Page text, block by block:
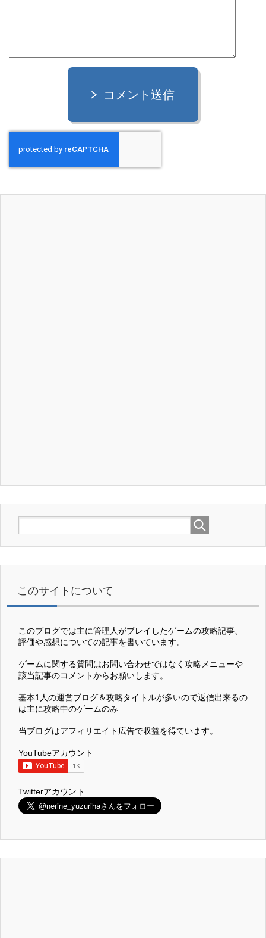
コメント送信
このサイトについて
このブログでは主に管理人がプレイしたゲームの攻略記事、
評価や感想についての記事を書いています。
ゲームに関する質問はお問い合わせではなく攻略メニューや
該当記事のコメントからお願いします。
基本1人の運営ブログ＆攻略タイトルが多いので返信出来るの
は主に攻略中のゲームのみ
当ブログはアフィリエイト広告で収益を得ています。
YouTubeアカウント
Twitterアカウント